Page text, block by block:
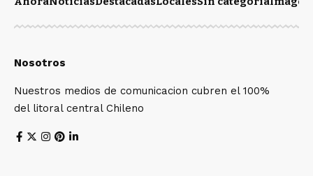
Nosotros
Nuestros medios de comunicacion cubren el 100%
del litoral central Chileno